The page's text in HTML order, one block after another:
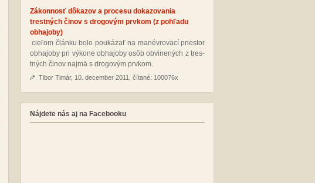
Zákonnosť dôkazov a procesu dokazovania
trestných činov s drogovým prvkom (z pohľadu
obhajoby)
cie­ľom člán­ku bo­lo pou­ká­zať na ma­név­ro­va­cí pries­tor
ob­ha­jo­by pri vý­ko­ne ob­ha­jo­by osôb ob­vi­ne­ných z tres­
tných či­nov naj­mä s dro­go­vým pr­vkom.
Tibor Timár, 10. december 2011, čítané: 100076x
Nájdete nás aj na Facebooku